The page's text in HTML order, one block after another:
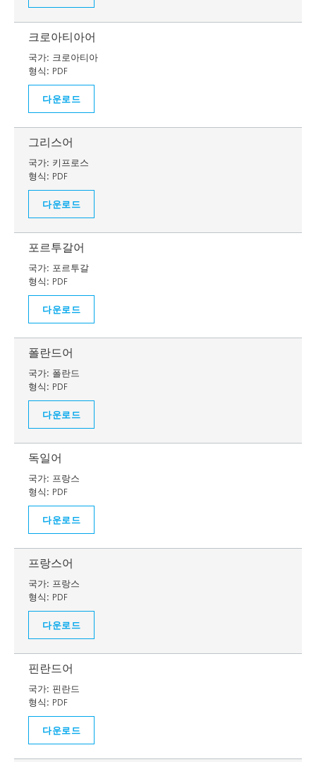
크로아티아어
국가: 크로아티아
형식: PDF
다운로드
그리스어
국가: 키프로스
형식: PDF
다운로드
포르투갈어
국가: 포르투갈
형식: PDF
다운로드
폴란드어
국가: 폴란드
형식: PDF
다운로드
독일어
국가: 프랑스
형식: PDF
다운로드
프랑스어
국가: 프랑스
형식: PDF
다운로드
핀란드어
국가: 핀란드
형식: PDF
다운로드